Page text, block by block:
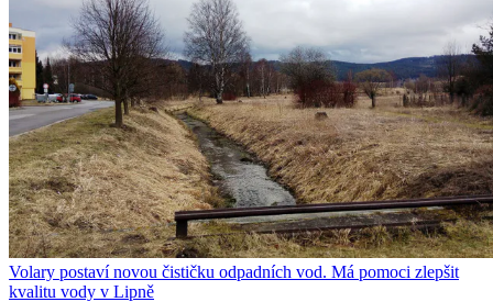
Volary postaví novou čističku odpadních vod. Má pomoci zlepšit
kvalitu vody v Lipně